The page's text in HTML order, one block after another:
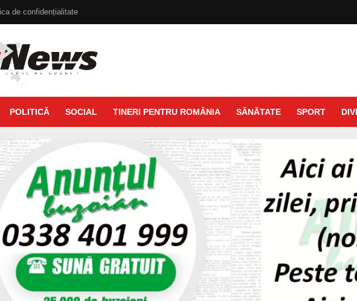
de confidențialitate
POLITICĂ SOCIAL TINERI PENTRU ROMÂNIA SĂNĂTATE SPORT